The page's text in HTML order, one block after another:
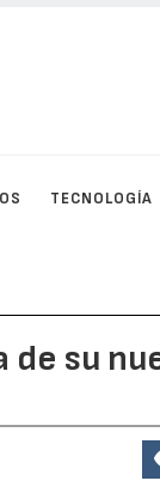
TECNOLOGÍA
de su